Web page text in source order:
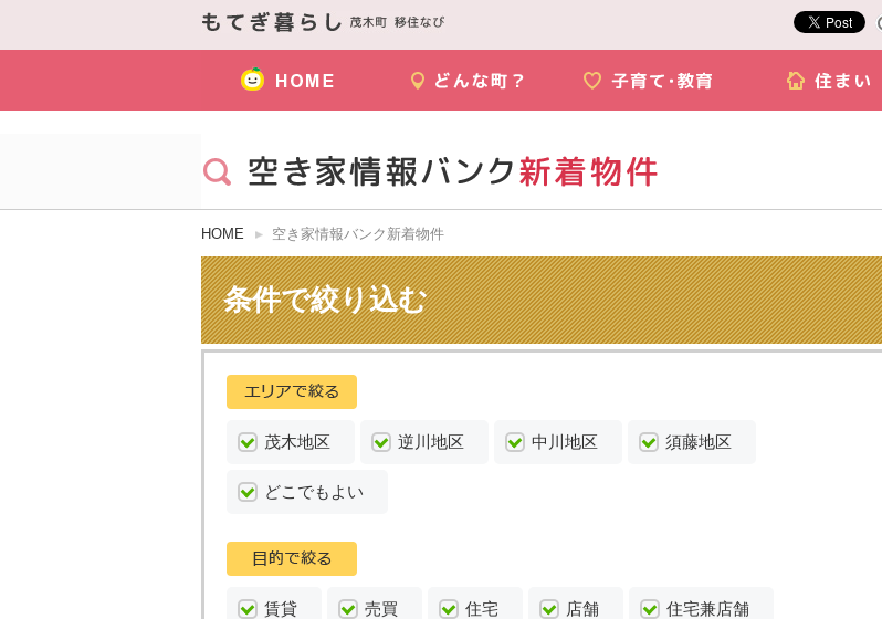
HOME 空き家情報バンク新着物件
条件で絞り込む
茂木地区 逆川地区 中川地区 須藤地区
どこでもよい
賃貸 売買 住宅 店舗 住宅兼店舗